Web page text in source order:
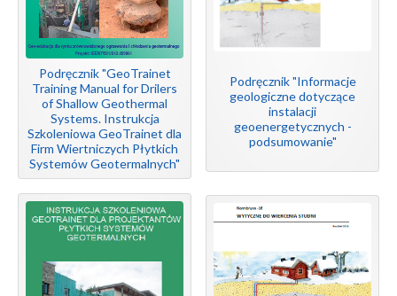
Podręcznik "GeoTrainet
Training Manual for Drilers
of Shallow Geothermal
Systems. Instrukcja
Szkoleniowa GeoTrainet dla
Firm Wiertniczych Płytkich
Systemów Geotermalnych"
Podręcznik "Informacje
geologiczne dotyczące
instalacji
geoenergetycznych -
podsumowanie"